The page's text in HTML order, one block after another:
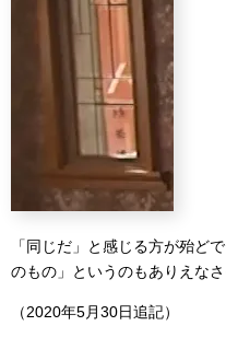
「同じだ」と感じる方が殆ど
のもの」というのもありえなさ
（2020年5月30日追記）